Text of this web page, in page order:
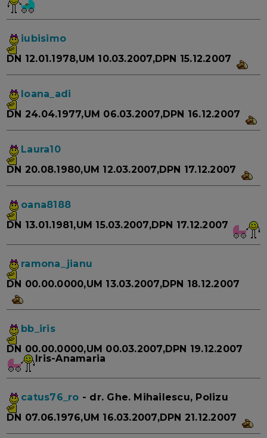
iubisimo
DN 12.01.1978,UM 10.03.2007,DPN 15.12.2007
Ioana_adi
DN 24.04.1977,UM 06.03.2007,DPN 16.12.2007
Laura10
DN 20.08.1980,UM 12.03.2007,DPN 17.12.2007
oana8188
DN 13.01.1981,UM 15.03.2007,DPN 17.12.2007
ramona_jianu
DN 00.00.0000,UM 13.03.2007,DPN 18.12.2007
bb_iris
DN 00.00.0000,UM 00.03.2007,DPN 19.12.2007
Iris-Anamaria
catus76_ro - dr. Ghe. Mihailescu, Polizu
DN 07.06.1976,UM 16.03.2007,DPN 21.12.2007